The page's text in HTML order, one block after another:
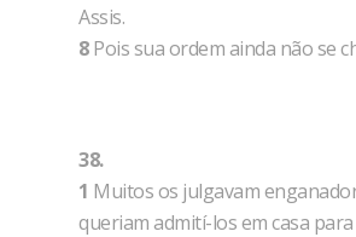
Assis.
8Pois sua ordem ainda não se
38.
1 Muitos os julgavam
queriam admití-los em casa